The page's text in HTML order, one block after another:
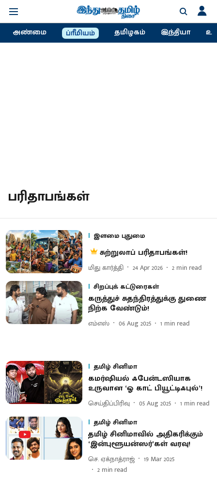
அண்மை ப்ரீமியம் தமிழகம் இந்தியா
பரிதாபங்கள்
இளமை புதுமை
சுற்றுலாப் பரிதாபங்கள்!
மிது கார்த்தி 24 Apr 2026 2 min read
சிறப்புக் கட்டுரைகள்
கருத்துச் சுதந்திரத்துக்கு துணை
நிற்க வேண்டும்!
எம்எஸ் 06 Aug 2025 1 min read
தமிழ் சினிமா
கமர்ஷியல் ஃபேன்டஸியாக
உருவான ‘ஓ காட் பியூட்டிஃபுல்’!
செய்திப்பிரிவு 05 Aug 2025 1 min read
தமிழ் சினிமா
தமிழ் சினிமாவில் அதிகரிக்கும்
‘இன்புளூயன்ஸர்’கள் வரவு!
செ. ஏக்நாத்ராஜ்
19 Mar 2025
2 min read